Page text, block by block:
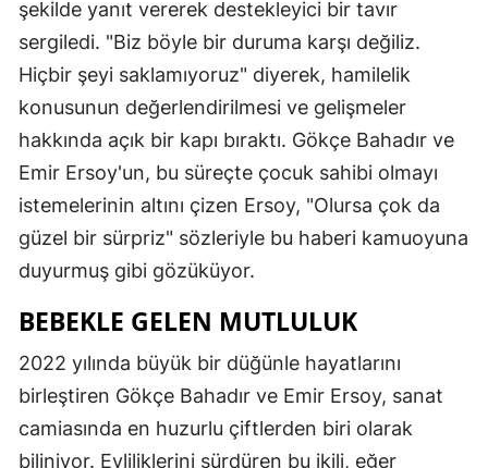
şekilde yanıt vererek destekleyici bir tavır
sergiledi. "Biz böyle bir duruma karşı değiliz.
Hiçbir şeyi saklamıyoruz" diyerek, hamilelik
konusunun değerlendirilmesi ve gelişmeler
hakkında açık bir kapı bıraktı. Gökçe Bahadır ve
Emir Ersoy'un, bu süreçte çocuk sahibi olmayı
istemelerinin altını çizen Ersoy, "Olursa çok da
güzel bir sürpriz" sözleriyle bu haberi kamuoyuna
duyurmuş gibi gözüküyor.
BEBEKLE GELEN MUTLULUK
2022 yılında büyük bir düğünle hayatlarını
birleştiren Gökçe Bahadır ve Emir Ersoy, sanat
camiasında en huzurlu çiftlerden biri olarak
biliniyor. Evliliklerini sürdüren bu ikili, eğer